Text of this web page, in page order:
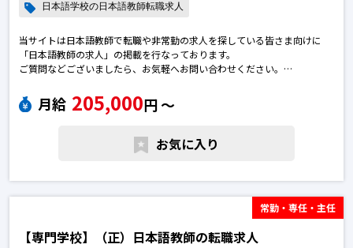
日本語学校の日本語教師転職求人
当サイトは日本語教師で転職や非常勤の求人を探している皆さま向けに
「日本語教師の求人」の掲載を行なっております。
ご質問などございましたら、お気軽へお問い合わせください。
※求人によっては募集が終了している場合がございます。予めご了承下さ
い。日本語教師の転職求人
月給 205,000円 〜
お気に入り
常勤・専任・主任
【専門学校】（正）日本語教師の転職求人